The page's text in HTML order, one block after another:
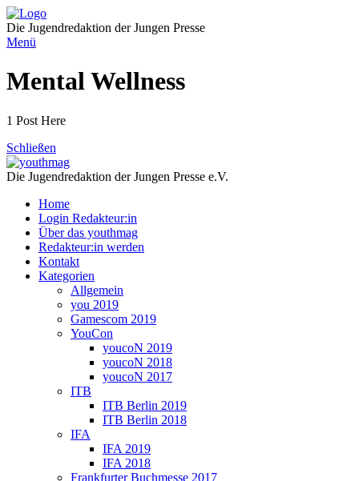
Direkt
zum
Inhalt
Die Jugendredaktion der Jungen Presse
Menü
Mental Wellness
1 Post Here
Schließen
Die Jugendredaktion der Jungen Presse e.V.
Home
Login Redakteur:in
Über das youthmag
Redakteur:in werden
Kontakt
Kategorien
Allgemein
you 2019
Gamescom 2019
YouCon
youcoN 2019
youcoN 2018
youcoN 2017
ITB
ITB Berlin 2019
ITB Berlin 2018
IFA
IFA 2019
IFA 2018
Frankfurter Buchmesse 2017